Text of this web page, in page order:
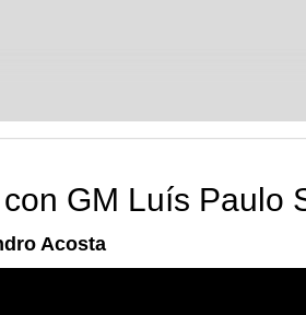
GM Luís Paulo
Acosta